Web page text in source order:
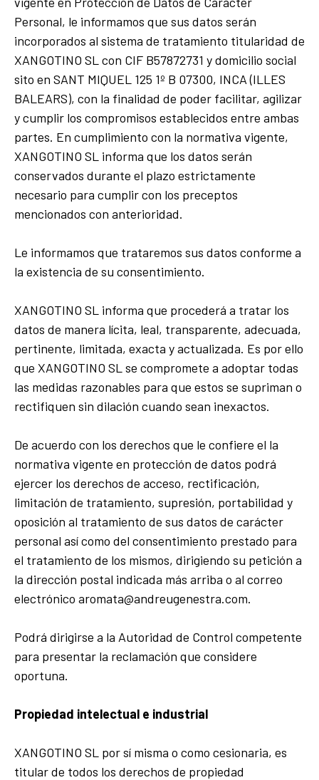
Personal, le informamos que sus datos serán
incorporados al sistema de tratamiento titularidad de
XANGOTINO SL con CIF B57872731 y domicilio social
sito en SANT MIQUEL 125 1º B 07300, INCA (ILLES
BALEARS), con la finalidad de poder facilitar, agilizar
y cumplir los compromisos establecidos entre ambas
partes. En cumplimiento con la normativa vigente,
XANGOTINO SL informa que los datos serán
conservados durante el plazo estrictamente
necesario para cumplir con los preceptos
mencionados con anterioridad.
Le informamos que trataremos sus datos conforme a
la existencia de su consentimiento.
XANGOTINO SL informa que procederá a tratar los
datos de manera lícita, leal, transparente, adecuada,
pertinente, limitada, exacta y actualizada. Es por ello
que XANGOTINO SL se compromete a adoptar todas
las medidas razonables para que estos se supriman o
rectifiquen sin dilación cuando sean inexactos.
De acuerdo con los derechos que le confiere el la
normativa vigente en protección de datos podrá
ejercer los derechos de acceso, rectificación,
limitación de tratamiento, supresión, portabilidad y
oposición al tratamiento de sus datos de carácter
personal así como del consentimiento prestado para
el tratamiento de los mismos, dirigiendo su petición a
la dirección postal indicada más arriba o al correo
electrónico aromata@andreugenestra.com.
Podrá dirigirse a la Autoridad de Control competente
para presentar la reclamación que considere
oportuna.
Propiedad intelectual e industrial
XANGOTINO SL por sí misma o como cesionaria, es
titular de todos los derechos de propiedad